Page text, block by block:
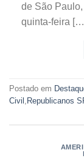
de São
quinta-feira
Postado em
Civil
Republicanos